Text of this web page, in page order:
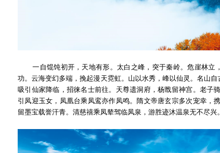
一自馄饨初开，天地有形。太白之峰，突于秦岭。危崖林立
功。云海变幻多端，挽起漫天霓虹。山以水秀，峰以仙灵。名山
吸引仙家降临，招徕名士前往。天尊遗洞府，杨戬留神宫。老子
引凤迎玉女，凤凰台乘凤鸾亦作凤鸣。隋文帝唐玄宗多次宠幸，
留墨宝载誉汗青。清慈禧乘凤辇驾临凤泉，游胜迹沐温泉无不尽兴